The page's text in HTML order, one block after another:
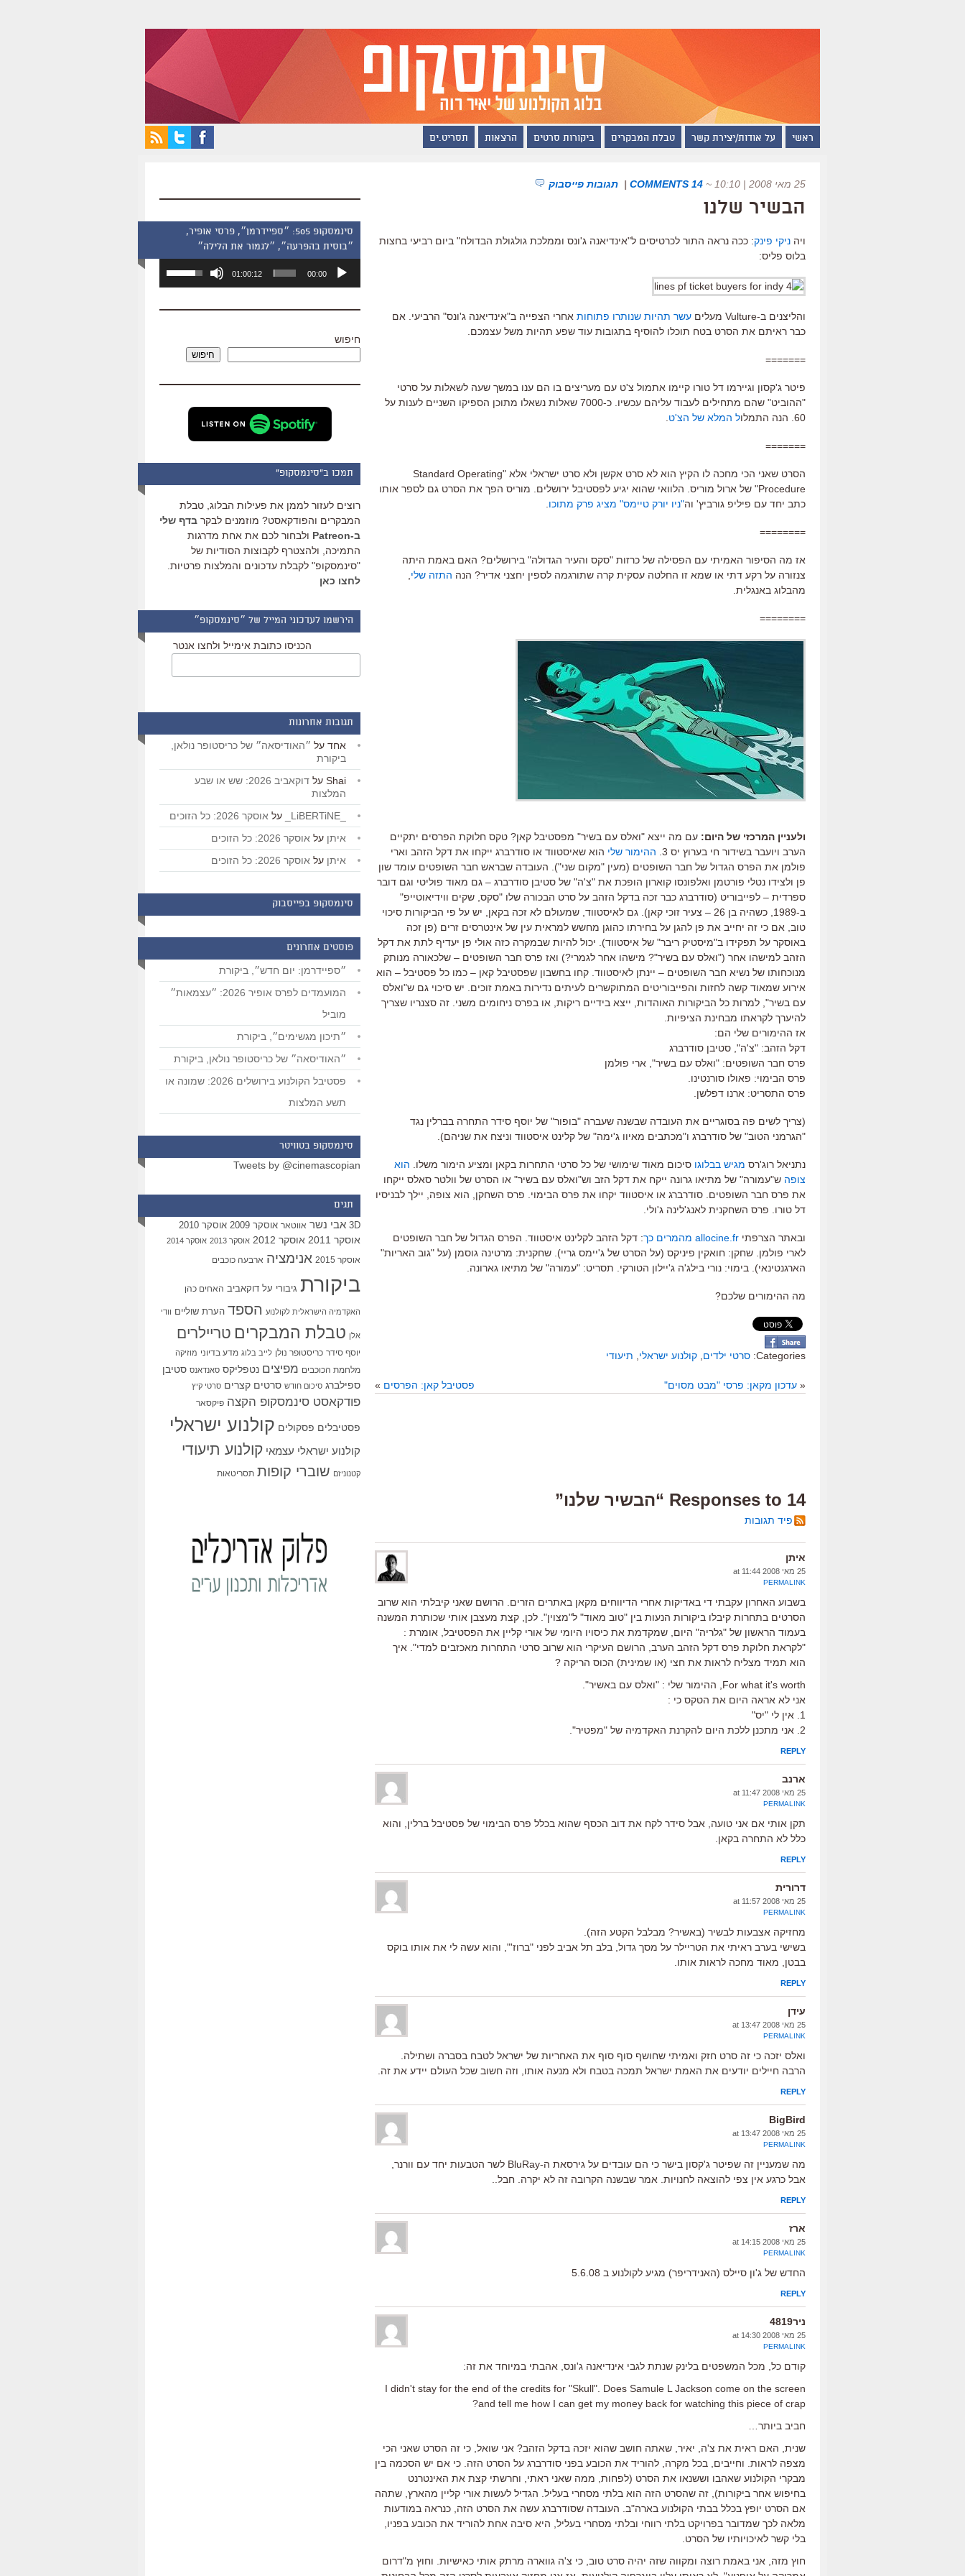
ראשי על אודות/יצירת קשר טבלת המבקרים ביקורות סרטים הרצאות תסריט.ים
25 מאי 2008 | 10:10 ~
14 COMMENTS
| תגובות פייסבוק
הבשיר שלנו
ויה ניקי פינק: ככה נראה התור לכרטיסים ל"אינדיאנה ג'ונס וממלכת גולגולת הבדולח" ביום רביעי בחצות
בלוס פליס:
והליצנים ב-Vulture מעלים עשר תהיות שנותרו פתוחות אחרי הצפייה ב"אינדיאנה ג'ונס" הרביעי. אם
כבר ראיתם את הסרט בטח תוכלו להוסיף בתגובות עוד שפע תהיות משל עצמכם.
=======
פיטר ג'קסון וגיירמו דל טורו קיימו אתמול צ'ט עם מעריצים בו הם ענו במשך שעה לשאלות על סרטי
"ההוביט" שהם מתחילים לעבוד עליהם עכשיו. כ-7000 שאלות נשאלו מתוכן הספיקו השניים לענות על
60. הנה התמלו
ל המלא של הצ'ט
=======
הסרט שאני הכי מחכה לו הקיץ הוא לא סרט אקשן ולא סרט ישראלי אלא "Standard Operating
Procedure" של ארול מוריס. הלוואי שהוא יגיע לפסטיבל ירושלים. מוריס הפך את הסרט גם לספר אותו
כתב יחד עם פיליפ גורביץ' וה"ניו יורק טיימס" מציג פרק מתוכו
========
אז מה הסיפור האמיתי עם הפסילה של כרזות "סקס והעיר הגדולה" בירושלים? האם באמת היתה
צנזורה על רקע דתי או שמא זו החלטה עסקית קרה שתורגמה לספין יחצני אדיר? הנה התזה שלי
מהבלוג באנגלית.
========
ולעניין המרכזי של היום: עם מה ייצא "ואלס עם בשיר" מפסטיבל קאן? טקס חלוקת הפרסים יתקיים
הערב ויועבר בשידור חי בערוץ יס 3.
ההימור שלי הוא שאיסטווד או סודרברג ייקחו את דקל הזהב וארי
פולמן את הפרס הגדול של חבר השופטים (מעין "מקום שני"). העובדה שבראש חבר השופטים עומד שון
פן ולצידו נטלי פורטמן ואלפונסו קוארון הופכת את "צ'ה" של סטיבן סודרברג – גם מאוד פוליטי וגם דובר
ספרדית – לפייבוריט (סודרברג כבר זכה בדקל הזהב על סרט הבכורה שלו "סקס, שקים ווידיאוטייפ"
ב-1989, כשהיה בן 26 – צעיר זוכי קאן). גם לאיסטווד, שמעולם לא זכה בקאן, יש על פי הביקורות סיכוי
טוב, אם כי זה יחייב את פן להגן על בחירתו כהוגן מחשש למראית עין של אינטרסים זרים (פן זכה
באוסקר על תפקידו ב"מיסטיק ריבר" של איסטווד). יכול להיות שבמקרה כזה אולי פן יעדיף לתת את דקל
הזהב למישהו אחר ("ואלס עם בשיר"? מישהו אחר לגמרי?) ואז פרס חבר השופטים – שלכאורה מנותק
מנוכחותו של נשיא חבר השופטים – יינתן לאיסטווד. קחו בחשבון שפסטיבל קאן – כמו כל פסטיבל – הוא
אירוע שמאוד קשה לחזות והפייבוריטים המתוקשרים לעיתים נדירות באמת זוכים. יש סיכוי גם ש"ואלס
עם בשיר", למרות כל הביקורות האוהדות, ייצא בידיים ריקות, או בפרס ניחומים משני. זה סצנריו שצריך
להיערך לקראתו מבחינת הציפיות.
אז ההימורים שלי הם:
דקל הזהב: "צ'ה", סטיבן סודרברג
פרס חבר השופטים: "ואלס עם בשיר", ארי פולמן
פרס הבימוי: פאולו סורנטינו.
פרס התסריט: ארנו דפלשן.
(צריך לשים פה בסוגריים את העובדה שבשנה שעברה "בופור" של יוסף סידר התחרה בברלין נגד
"הגרמני הטוב" של סודרברג ו"מכתבים מאיוו ג'ימה" של קלינט איסטווד וניצח את שניהם).
נתניאל רוג'רס מגיש בבלוגו סיכום מאוד שימושי של כל סרטי התחרות בקאן ומציע הימור משלו. הוא
צופה ש"עמורה" של מתיאו גרונה ייקח את דקל הזב וש"ואלס עם בשיר" או הסרט של וולטר סאלס ייקחו
את פרס חבר השופטים. סודרברג או איסטווד יקחו את פרס הבימוי. פרס השחקן, הוא צופה, יילך לבניסיו
דל טורו. פרס השחקנית לאנג'לינה ג'ולי.
ובאתר הצרפתי allocine.fr מהמרים כך
: דקל הזהב לקלינט איסטווד. הפרס הגדול של חבר השופטים
לארי פולמן. שחקן: חואקין פיניקס (על הסרט של ג'יימס גריי). שחקנית: מרטינה גוסמן (על "גוב האריות"
הארגנטינאי). בימוי: נורי בילג'ה ג'יילון הטורקי. תסריט: "עמורה" של מתיאו גארונה.
מה ההימורים שלכם?
Categories: סרטי ילדים קולנוע ישראלי תיעודי
« עדכון מקאן: פרסי "מבט מסוים" פסטיבל קאן: הפרסים »
14 Responses to “הבשיר שלנו”
פיד תגובות
איתן
25 מאי 2008 at 11:44
PERMALINK
בשבוע האחרון עקבתי די באדיקות אחרי הדיווחים מקאן באתרים הזרים. הרושם שאני קיבלתי הוא שרוב
הסרטים בתחרות קיבלו ביקורות הנעות בין "טוב מאוד" ל"מצוין". לכן, קצת מעצבן אותי שכותרת המשנה
בעמוד הראשון של "גלריה" היום, שמקדמת את כיסויו היומי של אורי קליין את הפסטיבל, אומרת :
"לקראת חלוקת פרס דקל הזהב הערב, הרושם העיקרי הוא שרוב סרטי התחרות מאכזבים למדי". איך
הוא תמיד מצליח לראות את חצי (או שמינית) הכוס הריקה ?
For what it's worth, ההימור שלי : "ואלס עם באשיר".
אני לא אראה היום את הטקס כי :
1. אין לי "יס"
2. אני מתכנן ללכת היום להקרנת האקדמיה של "מפטיר".
REPLY
ארנב
25 מאי 2008 at 11:47
PERMALINK
תקן אותי אם אני טועה, אבל סידר לקח את דוב הכסף שהוא בכלל פרס הבימוי של פסטיבל ברלין, והוא
כלל לא התחרה בקאן.
REPLY
דרורית
25 מאי 2008 at 11:57
PERMALINK
מחזיקה אצבעות לבשיר (באשיר? מבלבל הקטע הזה).
בשישי בערב ראיתי את הטריילר על מסך גדול, בלב תל אביב לפני "ברוז'", והוא עשה לי את אותו בוקס
בבטן, מאוד מחכה לראות אותו.
REPLY
עידן
25 מאי 2008 at 13:47
PERMALINK
ואלס יזכה כי זה סרט חזק ואמיתי שחושף סוף סוף את האחריות של ישראל לטבח בסברה ושתילה.
הרבה חיילים יודעים את האמת ישראל תמכה בטבח ולא מנעה אותו, וזה חשוב שכל העולם יידע את זה.
REPLY
BigBird
25 מאי 2008 at 13:47
PERMALINK
מה שמעניין זה שפיטר ג'קסון בישר כי הם עובדים על גירסאת ה-BluRay לשר הטבעות יחד עם וורנר,
אבל כרגע אין צפי להוצאה לחנויות. אמר שבשנה הקרובה זה לא יקרה. חבל..
REPLY
ארז
25 מאי 2008 at 14:15
PERMALINK
החדש של ג'ון סיילס (האנידריפר) מגיע לקולנוע ב 5.6.08
REPLY
ניר4819
25 מאי 2008 at 14:30
PERMALINK
קודם כל, מכל המשפטים בלינק שנתת לגבי אינדיאנה ג'ונס, אהבתי במיוחד את זה:
I didn't stay for the end of the credits for "Skull". Does Samule L Jackson come on the screen
and tell me how I can get my money back for watching this piece of crap?
חביב ביותר…
שנית, האם ראית את צ'ה, יאיר, שאתה חושב שהוא יזכה בדקל הזהב? אני שואל, כי זה הסרט שאני הכי
מצפה לראות. וחייבים, בכל מקרה, להוריד את הכובע בפני סודרברג על הסרט הזה. כי אם יש הסכמה בין
מבקרי הקולנוע שאהבו וששנאו את הסרט (לפחות, ממה שאני ראתי, וחרשתי קצת את האינטרנט
בחיפוש אחר ביקורות), זה שהסרט הזה הוא בלתי מסחרי בעליל. הגדיל לעשות אורי קליין מהארץ, שתהה
אם הסרט יופץ בכלל בבתי הקולנוע בארה"ב. העובדה שסודרברג עשה את הסרט הזה, כנראה במודעות
מלאה לכך שמדובר בפרויקט בלתי רווחי ובלתי מסחרי בעליל, היא סיבה אחת להוריד את הכובע בפניו,
בלי קשר לאיכויותיו של הסרט.
חוץ מזה, אני באמת רוצה ומקווה שזה יהיה סרט טוב, כי צ'ה גווארה מרתק אותי כאישיות. וחוץ מ"דרום
סינמסקופ 505: ״ספיידרמן״, פרסי אופיר,
״בוסית בהפרעה״, ״לגמור את הלילה״
אודיו
00:00
01:00:12
השתמש
כדי
שמע.
חיפוש
חיפוש
תמכו ב"סינמסקופ"
רוצים לעזור לממן את פעילות הבלוג, טבלת
המבקרים והפודקאסט? מוזמנים לבקר בדף שלי
ב-Patreon
ולבחור לכם את אחת מדרגות
התמיכה, ולהצטרף לקבוצות הסודיות של
"סינמסקופ" לקבלת עדכונים והמלצות פרטיות.
לחצו כאן
הירשמו לעדכוני המייל של ״סינמסקופ״
הכניסו כתובת אימייל ולחצו אנטר
תגובות אחרונות
אחד על ״האודיסאה״ של כריסטופר נולאן,
ביקורת
Shai על
דוקאביב 2026: שש או שבע
המלצות
על אוסקר 2026: כל הזוכים
איתן על אוסקר 2026: כל הזוכים
איתן על אוסקר 2026: כל הזוכים
סינמסקופ בפייסבוק
פוסטים אחרונים
״ספיידרמן: יום חדש״, ביקורת
המועמדים לפרס אופיר 2026: ״עצמאות״
מוביל
״תיכון מגשימים״, ביקורת
״האודיסאה״ של כריסטופר נולאן, ביקורת
פסטיבל הקולנוע בירושלים 2026: שמונה או
תשע המלצות
סינמסקופ בטוויטר
Tweets by @cinemascopian
תגים
3D אבי נשר אווטאר אוסקר 2009 אוסקר 2010
אוסקר 2011 אוסקר 2012 אוסקר 2013 אוסקר 2014
אוסקר 2015 אנימציה ארבעה כוכבים
ביקורת גיבורי על דוקאביב האחים כהן
האקדמיה הישראלית לקולנוע הספד הערת שוליים וודי
אלן טבלת המבקרים טריילרים
יוסף סידר כריסטופר נולן לייב בלוג מדע בדיוני מוזיקה
מלחמת הכוכבים מפיצים נטפליקס סאנדאנס סטיבן
ספילברג סיכום חודש סרטים קצרים סרטי קיץ
פודקאסט סינמסקופ הקצה פיקסאר
פסטיבלים פסקולים קולנוע ישראלי
קולנוע ישראלי עצמאי קולנוע תיעודי
קטנוניזם שוברי קופות תסריטאות